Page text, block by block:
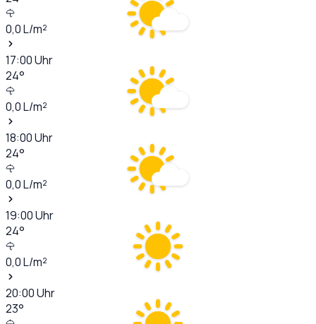
0,0L/m²
17:00Uhr
24°
0,0L/m²
18:00Uhr
24°
0,0L/m²
19:00Uhr
24°
0,0L/m²
20:00Uhr
23°